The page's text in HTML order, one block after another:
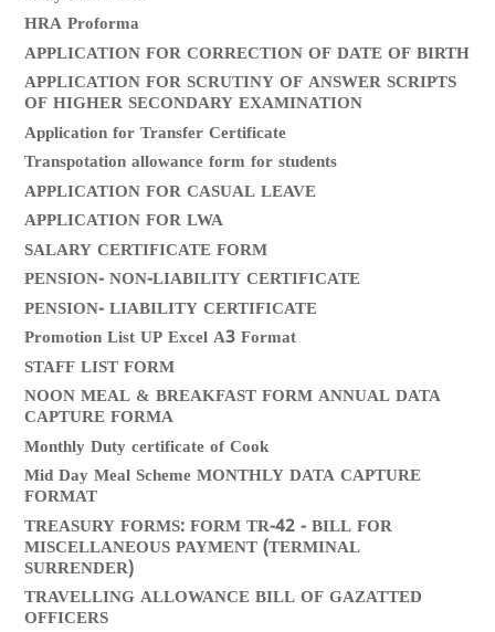
HRA Proforma
APPLICATION FOR CORRECTION OF DATE OF BIRTH
APPLICATION FOR SCRUTINY OF ANSWER SCRIPTS
OF HIGHER SECONDARY EXAMINATION
Application for Transfer Certificate
Transpotation allowance form for students
APPLICATION FOR CASUAL LEAVE
APPLICATION FOR LWA
SALARY CERTIFICATE FORM
PENSION- NON-LIABILITY CERTIFICATE
PENSION- LIABILITY CERTIFICATE
Promotion List UP Excel A3 Format
STAFF LIST FORM
NOON MEAL & BREAKFAST FORM ANNUAL DATA
CAPTURE FORMA
Monthly Duty certificate of Cook
Mid Day Meal Scheme MONTHLY DATA CAPTURE
FORMAT
TREASURY FORMS: FORM TR-42 - BILL FOR
MISCELLANEOUS PAYMENT (TERMINAL
SURRENDER)
TRAVELLING ALLOWANCE BILL OF GAZATTED
OFFICERS